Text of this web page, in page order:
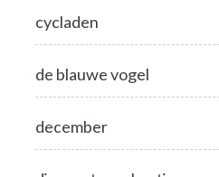
cycladen
de blauwe vogel
december